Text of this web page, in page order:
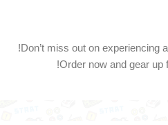
Don’t miss out on experiencing
Order now and gear up